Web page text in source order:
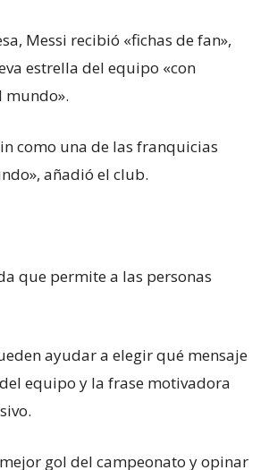
Messi recibió «fichas de fan»,
estrella del equipo «con
mundo».
como una de las franquicias
añadió el club.
que permite a las personas
ayudar a elegir qué mensaje
equipo y la frase motivadora
gol del campeonato y opinar